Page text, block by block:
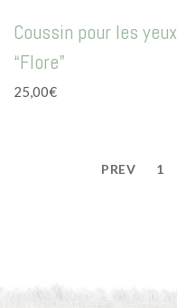
Coussin pour les yeux
“Flore”
25,00€
PREV 1